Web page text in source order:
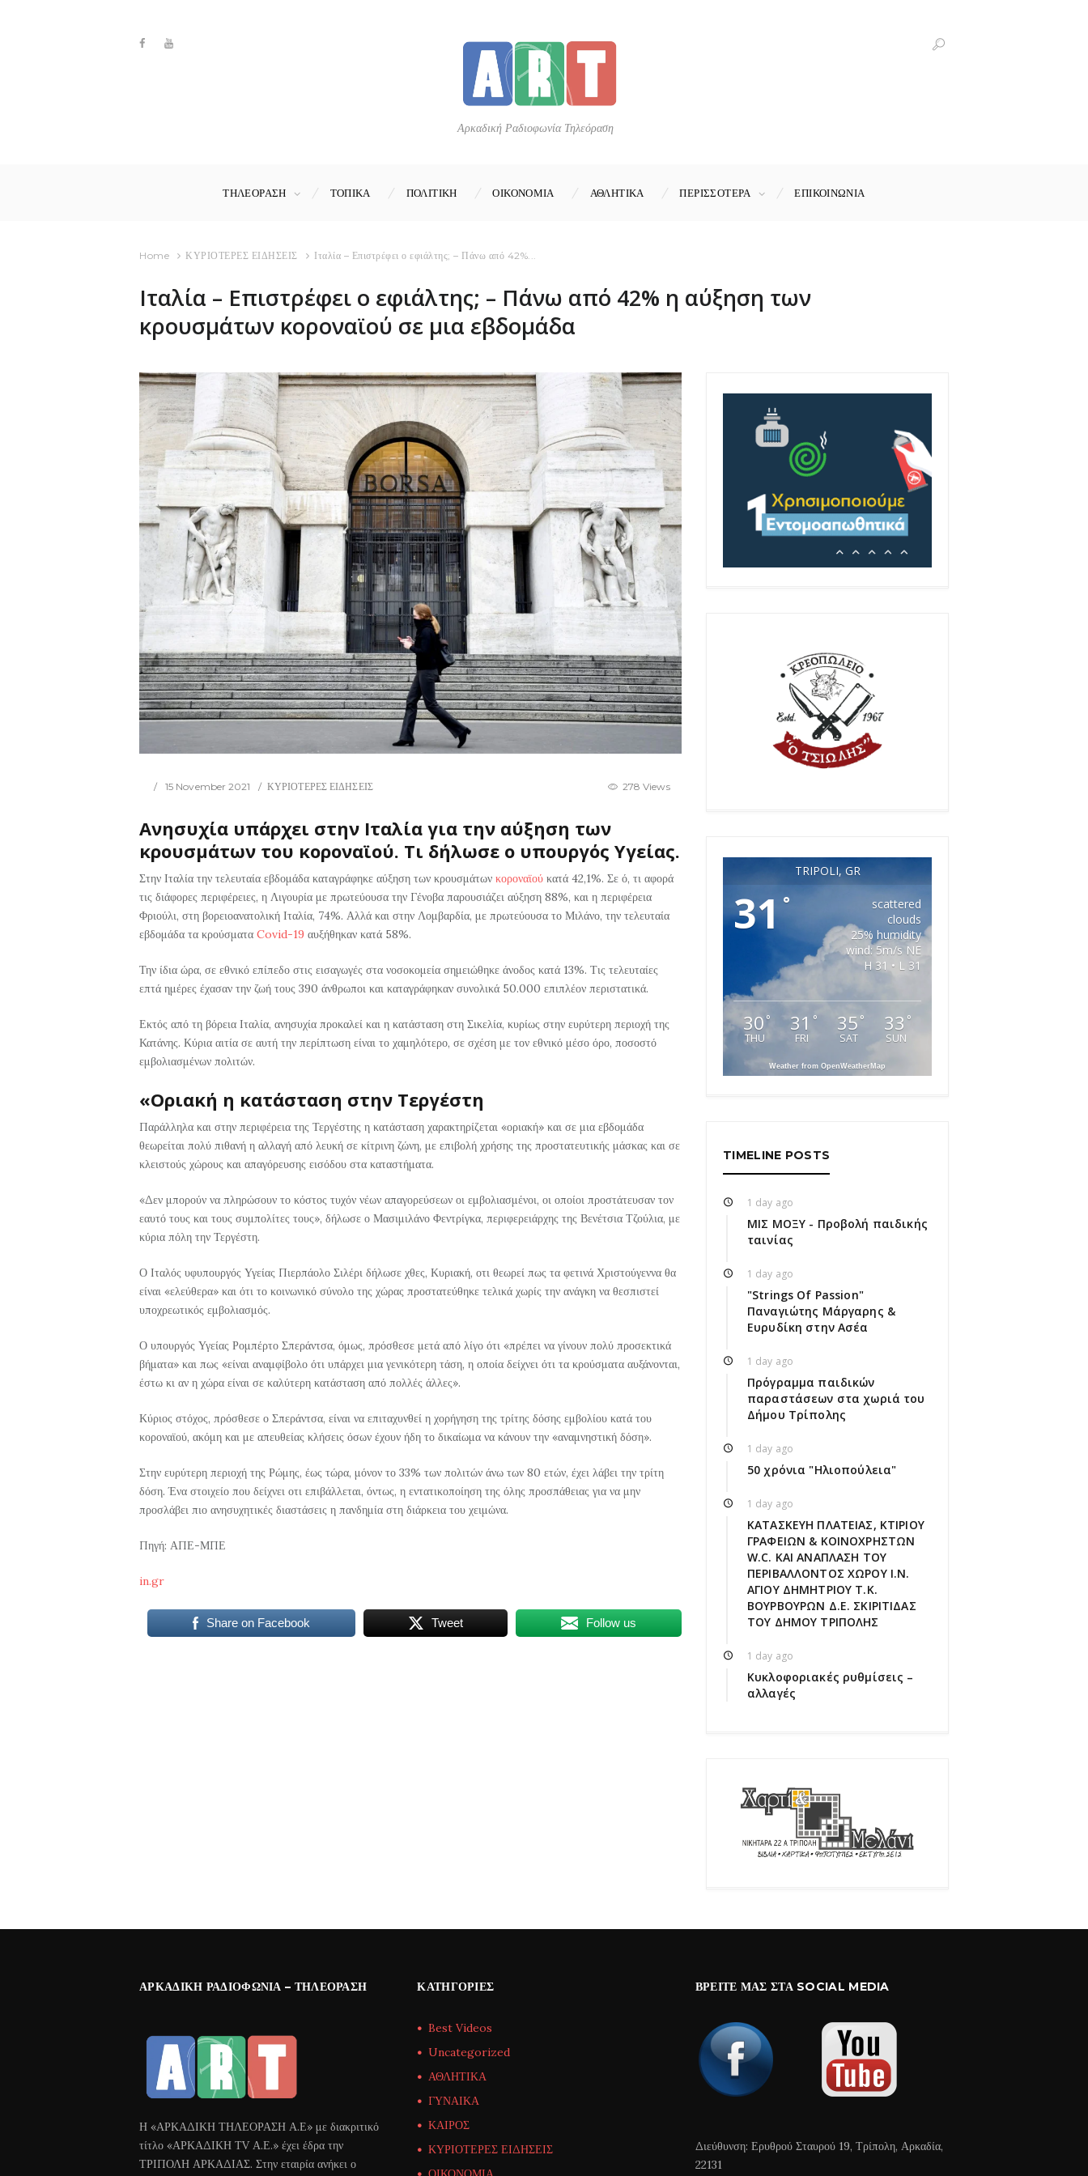
Αρκαδική Ραδιοφωνία Τηλεόραση
ΤΗΛΕΟΡΑΣΗ ΤΟΠΙΚΑ ΠΟΛΙΤΙΚΗ ΟΙΚΟΝΟΜΙΑ ΑΘΛΗΤΙΚΑ ΠΕΡΙΣΣΟΤΕΡΑ ΕΠΙΚΟΙΝΩΝΊΑ
Home ΚΥΡΙΟΤΕΡΕΣ ΕΙΔΗΣΕΙΣ Ιταλία – Επιστρέφει ο εφιάλτης; – Πάνω από 42%...
Ιταλία – Επιστρέφει ο εφιάλτης; – Πάνω από 42% η αύξηση των
κρουσμάτων κοροναϊού σε μια εβδομάδα
15 November 2021 ΚΥΡΙΟΤΕΡΕΣ ΕΙΔΗΣΕΙΣ 278 Views
Ανησυχία υπάρχει στην Ιταλία για την αύξηση των
κρουσμάτων του κοροναϊού. Τι δήλωσε ο υπουργός Υγείας.
Στην Ιταλία την τελευταία εβδομάδα καταγράφηκε αύξηση των κρουσμάτων κοροναϊού κατά 42,1%. Σε ό, τι αφορά
τις διάφορες περιφέρειες, η Λιγουρία με πρωτεύουσα την Γένοβα παρουσιάζει αύξηση 88%, και η περιφέρεια
Φριούλι, στη βορειοανατολική Ιταλία, 74%. Αλλά και στην Λομβαρδία, με πρωτεύουσα το Μιλάνο, την τελευταία
εβδομάδα τα κρούσματα Covid-19 αυξήθηκαν κατά 58%.
Την ίδια ώρα, σε εθνικό επίπεδο στις εισαγωγές στα νοσοκομεία σημειώθηκε άνοδος κατά 13%. Τις τελευταίες
επτά ημέρες έχασαν την ζωή τους 390 άνθρωποι και καταγράφηκαν συνολικά 50.000 επιπλέον περιστατικά.
Εκτός από τη βόρεια Ιταλία, ανησυχία προκαλεί και η κατάσταση στη Σικελία, κυρίως στην ευρύτερη περιοχή της
Κατάνης. Κύρια αιτία σε αυτή την περίπτωση είναι το χαμηλότερο, σε σχέση με τον εθνικό μέσο όρο, ποσοστό
εμβολιασμένων πολιτών.
«Οριακή η κατάσταση στην Τεργέστη
Παράλληλα και στην περιφέρεια της Τεργέστης η κατάσταση χαρακτηρίζεται «οριακή» και σε μια εβδομάδα
θεωρείται πολύ πιθανή η αλλαγή από λευκή σε κίτρινη ζώνη, με επιβολή χρήσης της προστατευτικής μάσκας και σε
κλειστούς χώρους και απαγόρευσης εισόδου στα καταστήματα.
«Δεν μπορούν να πληρώσουν το κόστος τυχόν νέων απαγορεύσεων οι εμβολιασμένοι, οι οποίοι προστάτευσαν τον
εαυτό τους και τους συμπολίτες τους», δήλωσε ο Μασιμιλάνο Φεντρίγκα, περιφερειάρχης της Βενέτσια Τζούλια, με
κύρια πόλη την Τεργέστη.
Ο Ιταλός υφυπουργός Υγείας Πιερπάολο Σιλέρι δήλωσε χθες, Κυριακή, οτι θεωρεί πως τα φετινά Χριστούγεννα θα
είναι «ελεύθερα» και ότι το κοινωνικό σύνολο της χώρας προστατεύθηκε τελικά χωρίς την ανάγκη να θεσπιστεί
υποχρεωτικός εμβολιασμός.
Ο υπουργός Υγείας Ρομπέρτο Σπεράντσα, όμως, πρόσθεσε μετά από λίγο ότι «πρέπει να γίνουν πολύ προσεκτικά
βήματα» και πως «είναι αναμφίβολο ότι υπάρχει μια γενικότερη τάση, η οποία δείχνει ότι τα κρούσματα αυξάνονται,
έστω κι αν η χώρα είναι σε καλύτερη κατάσταση από πολλές άλλες».
Κύριος στόχος, πρόσθεσε ο Σπεράντσα, είναι να επιταχυνθεί η χορήγηση της τρίτης δόσης εμβολίου κατά του
κοροναϊού, ακόμη και με απευθείας κλήσεις όσων έχουν ήδη το δικαίωμα να κάνουν την «αναμνηστική δόση».
Στην ευρύτερη περιοχή της Ρώμης, έως τώρα, μόνον το 33% των πολιτών άνω των 80 ετών, έχει λάβει την τρίτη
δόση. Ένα στοιχείο που δείχνει οτι επιβάλλεται, όντως, η εντατικοποίηση της όλης προσπάθειας για να μην
προσλάβει πιο ανησυχητικές διαστάσεις η πανδημία στη διάρκεια του χειμώνα.
Πηγή: ΑΠΕ-ΜΠΕ
in.gr
Share on Facebook Tweet Follow us
TRIPOLI, GR
31°
scattered
clouds
25% humidity
wind: 5m/s NE
H 31 • L 31
30°
THU
31 °
FRI
35 °
SAT
33 °
SUN
Weather from OpenWeatherMap
TIMELINE POSTS
1 day ago
ΜΙΣ ΜΟΞΥ - Προβολή παιδικής
ταινίας
1 day ago
"Strings Of Passion"
Παναγιώτης Μάργαρης &
Ευρυδίκη στην Ασέα
1 day ago
Πρόγραμμα παιδικών
παραστάσεων στα χωριά του
Δήμου Τρίπολης
1 day ago
50 χρόνια "Ηλιοπούλεια"
1 day ago
ΚΑΤΑΣΚΕΥΗ ΠΛΑΤΕΙΑΣ, ΚΤΙΡΙΟΥ
ΓΡΑΦΕΙΩΝ & ΚΟΙΝΟΧΡΗΣΤΩΝ
W.C. ΚΑΙ ΑΝΑΠΛΑΣΗ ΤΟΥ
ΠΕΡΙΒΑΛΛΟΝΤΟΣ ΧΩΡΟΥ Ι.Ν.
ΑΓΙΟΥ ΔΗΜΗΤΡΙΟΥ Τ.Κ.
ΒΟΥΡΒΟΥΡΩΝ Δ.Ε. ΣΚΙΡΙΤΙΔΑΣ
ΤΟΥ ΔΗΜΟΥ ΤΡΙΠΟΛΗΣ
1 day ago
Κυκλοφοριακές ρυθμίσεις –
αλλαγές
ΑΡΚΑΔΙΚΉ ΡΑΔΙΟΦΩΝΊΑ – ΤΗΛΕΌΡΑΣΗ
Η «ΑΡΚΑΔΙΚΗ ΤΗΛΕΟΡΑΣΗ Α.Ε» με διακριτικό
τίτλο «ΑΡΚΑΔΙΚΗ ΤV Α.Ε.» έχει έδρα την
ΤΡΙΠΟΛΗ ΑΡΚΑΔΙΑΣ. Στην εταιρία ανήκει ο
ΚΑΤΗΓΟΡΊΕΣ
Best Videos
Uncategorized
ΑΘΛΗΤΙΚΑ
ΓΥΝΑΙΚΑ
ΚΑΙΡΟΣ
ΚΥΡΙΟΤΕΡΕΣ ΕΙΔΗΣΕΙΣ
ΒΡΕΊΤΕ ΜΑΣ ΣΤΑ SOCIAL MEDIA
Διεύθυνση: Ερυθρού Σταυρού 19, Τρίπολη, Αρκαδία,
22131